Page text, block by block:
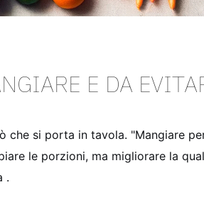
E DA
che si porta in tavola. "Mangiare
le porzioni, ma migliorare la
.